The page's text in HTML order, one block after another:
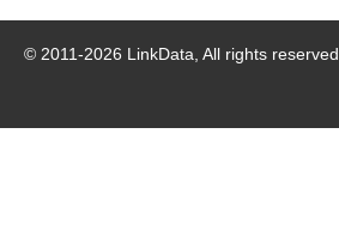
© 2011-2026 LinkData, All rights reserved.